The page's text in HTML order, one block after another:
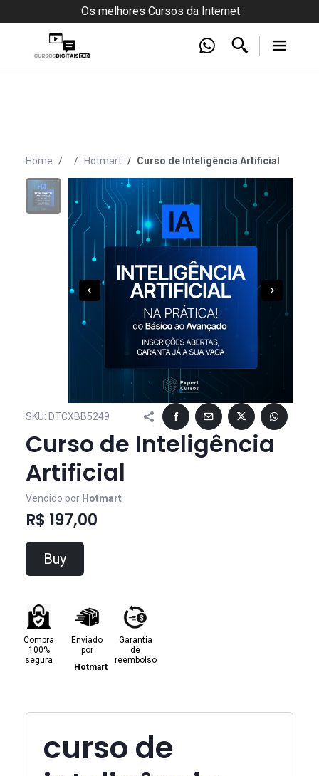
Os melhores Cursos da Internet
Home Hotmart Curso de Inteligência Artificial
SKU: DTCXBB5249
Curso de Inteligência
Artificial
Vendido por Hotmart
R$ 197,00
Buy
Compra
100%
segura
Enviado
por
Hotmart
Garantia
de
reembolso
curso de